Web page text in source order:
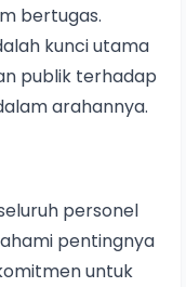
bertugas.
kunci utama
publik terhadap
arahannya.
personel
pentingnya
untuk